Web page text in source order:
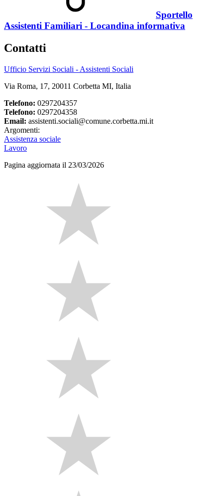
Sportello
Assistenti Familiari - Locandina informativa
Contatti
Ufficio Servizi Sociali - Assistenti Sociali
Via Roma, 17, 20011 Corbetta MI, Italia
Telefono: 0297204357
Telefono: 0297204358
Email: assistenti.sociali@comune.corbetta.mi.it
Argomenti:
Assistenza sociale
Lavoro
Pagina aggiornata il 23/03/2026